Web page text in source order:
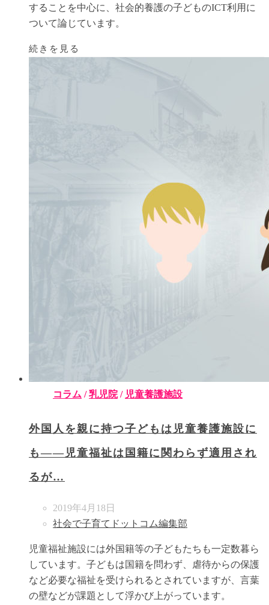
することを中心に、社会的養護の子どものICT利用に
ついて論じています。
続きを見る
コラム /乳児院/ 児童養護施設
外国人を親に持つ子どもは児童養護施設に
も――児童福祉は国籍に関わらず適用され
るが…
2019年4月18日
社会で子育てドットコム編集部
児童福祉施設には外国籍等の子どもたちも一定数暮ら
しています。子どもは国籍を問わず、虐待からの保護
など必要な福祉を受けられるとされていますが、言葉
の壁などが課題として浮かび上がっています。